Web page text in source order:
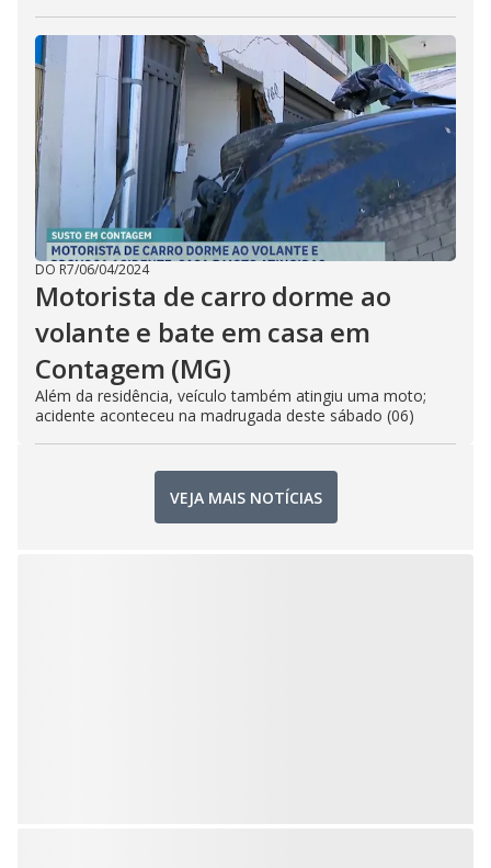
DO R7/06/04/2024
Motorista de carro dorme ao
volante e bate em casa em
Contagem (MG)
Além da residência, veículo também atingiu uma moto;
acidente aconteceu na madrugada deste sábado (06)
VEJA MAIS NOTÍCIAS